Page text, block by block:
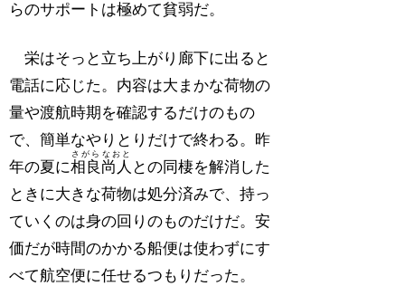
らのサポートは極めて貧弱だ。
栄はそっと立ち上がり廊下に出ると
電話に応じた。内容は大まかな荷物の
量や渡航時期を確認するだけのもの
で、簡単なやりとりだけで終わる。昨
年の夏に相良
さがら
尚人
なおと
との同棲を解消した
ときに大きな荷物は処分済みで、持っ
ていくのは身の回りのものだけだ。安
価だが時間のかかる船便は使わずにす
べて航空便に任せるつもりだった。